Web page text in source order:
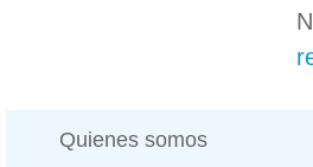
Quienes somos